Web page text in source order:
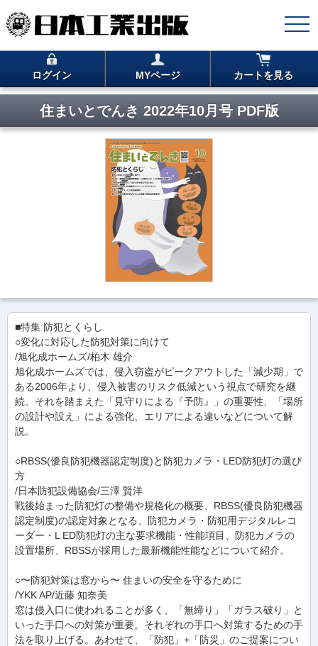
ログイン MYページ カートを見る
住まいとでんき 2022年10月号 PDF版
■特集:防犯とくらし
○変化に対応した防犯対策に向けて
/旭化成ホームズ/柏木 雄介
旭化成ホームズでは、侵入窃盗がピークアウトした「減少期」で
ある2006年より、侵入被害のリスク低減という視点で研究を継
続。それを踏まえた「見守りによる『予防』」の重要性、「場所
の設計や設え」による強化、エリアによる違いなどについて解
説。
○RBSS(優良防犯機器認定制度)と防犯カメラ・LED防犯灯の選び
方
/日本防犯設備協会/三澤 賢洋
戦後始まった防犯灯の整備や規格化の概要、RBSS(優良防犯機器
認定制度)の認定対象となる、防犯カメラ・防犯用デジタルレコ
ーダー・L ED防犯灯の主な要求機能・性能項目、防犯カメラの
設置場所、RBSSが採用した最新機能性能などについて紹介。
○〜防犯対策は窓から〜 住まいの安全を守るために
/YKK AP/近藤 知奈美
窓は侵入口に使われることが多く、「無締り」「ガラス破り」と
いった手口への対策が重要。それぞれの手口へ対策するための手
法を取り上げる。あわせて、「防犯」+「防災」のご提案につい